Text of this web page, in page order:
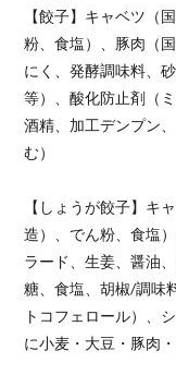
【餃子】キャベツ（
粉、食塩）、豚肉（
にく、発酵調味料、
等）、酸化防止剤（
酒精、加工デンプン
む）
【しょうが餃子】キ
造）、でん粉、食塩
ラード、生姜、醤油
糖、食塩、胡椒/調味
トコフェロール）、
に小麦・大豆・豚肉・